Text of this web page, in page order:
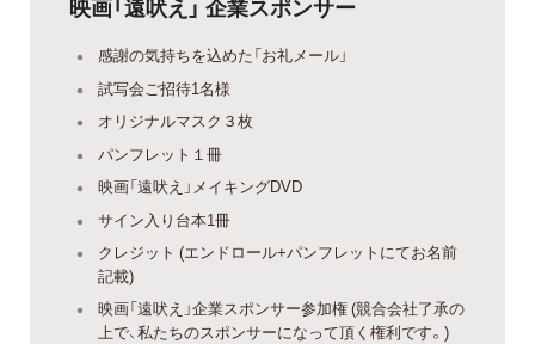
映画「遠吠え」 企業スポンサー
感謝の気持ちを込めた「お礼メール」
試写会ご招待1名様
オリジナルマスク３枚
パンフレット１冊
映画「遠吠え」メイキングDVD
サイン入り台本1冊
クレジット (エンドロール+パンフレットにてお名前
記載)
映画「遠吠え」企業スポンサー参加権 (競合会社了承の
上で、私たちのスポンサーになって頂く権利です。)